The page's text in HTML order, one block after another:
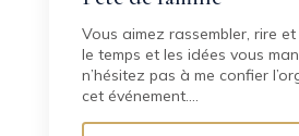
Vous aimez rassembler, rire
le temps et les idées vous
n’hésitez pas à me confier
cet événement....